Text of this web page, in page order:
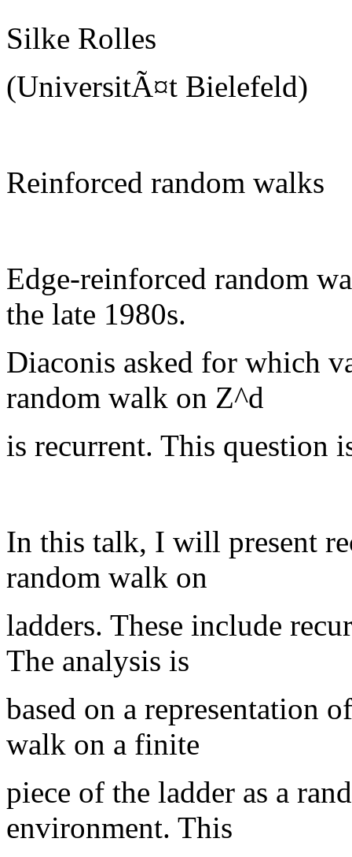
Silke Rolles
(UniversitÃ¤t Bielefeld)
Reinforced random walks
Edge-reinforced random
the late 1980s.
Diaconis asked for which
random walk on Z^d
is recurrent. This question
In this talk, I will present
random walk on
ladders. These include
The analysis is
based on a representation
walk on a finite
piece of the ladder as a
environment. This